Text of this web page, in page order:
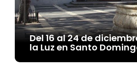
Del 16 al 24 de
la Luz en Santo